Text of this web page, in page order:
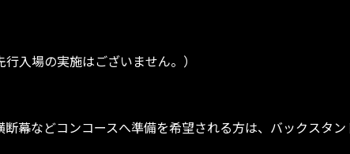
入場の実施はございません。）
幕などコンコースへ準備を希望される方は、バックスタン